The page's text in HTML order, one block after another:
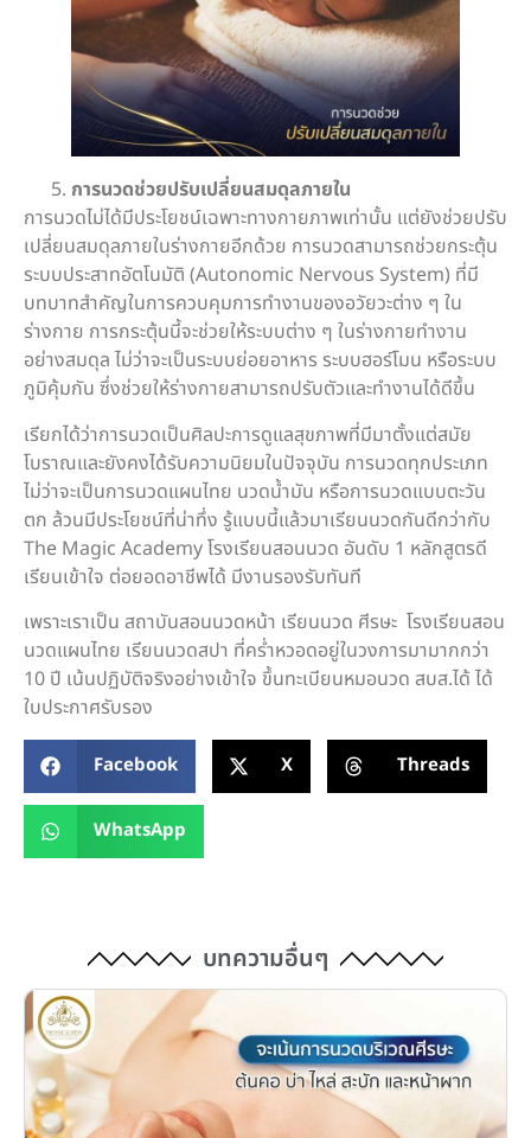
การนวดช่วยปรับเปลี่ยนสมดุลภายใน
การนวดไม่ได้มีประโยชน์เฉพาะทางกายภาพเท่านั้น แต่ยังช่วยปรับ
เปลี่ยนสมดุลภายในร่างกายอีกด้วย การนวดสามารถช่วยกระตุ้น
ระบบประสาทอัตโนมัติ (Autonomic Nervous System) ที่มี
บทบาทสำคัญในการควบคุมการทำงานของอวัยวะต่าง ๆ ใน
ร่างกาย การกระตุ้นนี้จะช่วยให้ระบบต่าง ๆ ในร่างกายทำงาน
อย่างสมดุล ไม่ว่าจะเป็นระบบย่อยอาหาร ระบบฮอร์โมน หรือระบบ
ภูมิคุ้มกัน ซึ่งช่วยให้ร่างกายสามารถปรับตัวและทำงานได้ดีขึ้น
เรียกได้ว่าการนวดเป็นศิลปะการดูแลสุขภาพที่มีมาตั้งแต่สมัย
โบราณและยังคงได้รับความนิยมในปัจจุบัน การนวดทุกประเภท
ไม่ว่าจะเป็นการนวดแผนไทย นวดน้ำมัน หรือการนวดแบบตะวัน
ตก ล้วนมีประโยชน์ที่น่าทึ่ง รู้แบบนี้แล้วมาเรียนนวดกันดีกว่ากับ
The Magic Academy โรงเรียนสอนนวด อันดับ 1 หลักสูตรดี
เรียนเข้าใจ ต่อยอดอาชีพได้ มีงานรองรับทันที
เพราะเราเป็น สถาบันสอนนวดหน้า เรียนนวด ศีรษะ โรงเรียนสอน
นวดแผนไทย เรียนนวดสปา ที่คร่ำหวอดอยู่ในวงการมามากกว่า
10 ปี เน้นปฏิบัติจริงอย่างเข้าใจ ขึ้นทะเบียนหมอนวด สบส.ได้ ได้
ใบประกาศรับรอง
Facebook X Threads
WhatsApp
บทความอื่นๆ